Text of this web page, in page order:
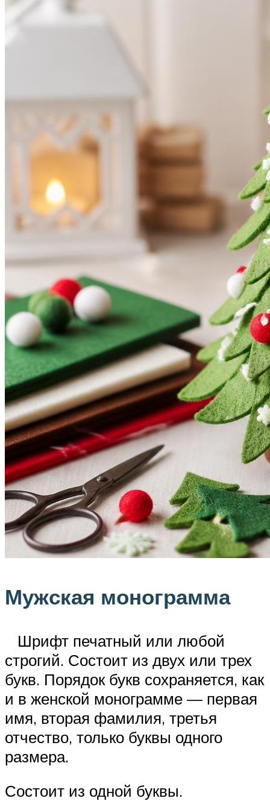
Мужская монограмма
Шрифт печатный или любой
строгий. Состоит из двух или трех
букв. Порядок букв сохраняется, как
и в женской монограмме — первая
имя, вторая фамилия, третья
отчество, только буквы одного
размера.
Состоит из одной буквы.